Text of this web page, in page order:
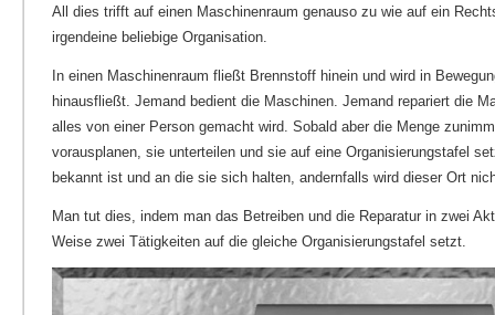
All dies trifft auf einen Maschinenraum genauso zu wie auf ein
irgendeine beliebige Organisation.
In einen Maschinenraum fließt Brennstoff hinein und wird in
hinausfließt. Jemand bedient die Maschinen. Jemand repariert die
alles von einer Person gemacht wird. Sobald aber die Menge
vorausplanen, sie unterteilen und sie auf eine Organisierungstafel
bekannt ist und an die sie sich halten, andernfalls wird dieser Ort
Man tut dies, indem man das Betreiben und die Reparatur in zwei
Weise zwei Tätigkeiten auf die gleiche Organisierungstafel setzt.